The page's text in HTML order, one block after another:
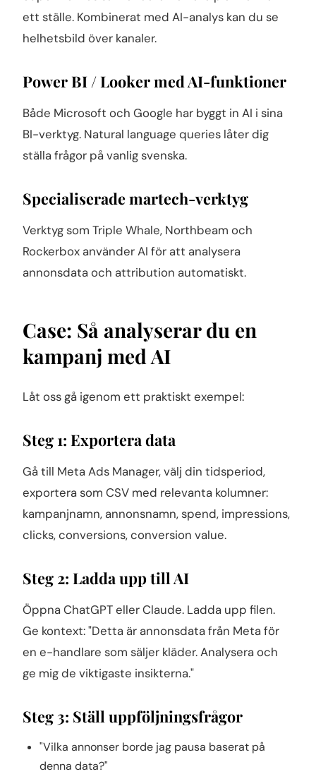
ett ställe. Kombinerat med AI-analys kan du se
helhetsbild över kanaler.
Power BI / Looker med AI-funktioner
Både Microsoft och Google har byggt in AI i sina
BI-verktyg. Natural language queries låter dig
ställa frågor på vanlig svenska.
Specialiserade martech-verktyg
Verktyg som Triple Whale, Northbeam och
Rockerbox använder AI för att analysera
annonsdata och attribution automatiskt.
Case: Så analyserar du en
kampanj med AI
Låt oss gå igenom ett praktiskt exempel:
Steg 1: Exportera data
Gå till Meta Ads Manager, välj din tidsperiod,
exportera som CSV med relevanta kolumner:
kampanjnamn, annonsnamn, spend, impressions,
clicks, conversions, conversion value.
Steg 2: Ladda upp till AI
Öppna ChatGPT eller Claude. Ladda upp filen.
Ge kontext: "Detta är annonsdata från Meta för
en e-handlare som säljer kläder. Analysera och
ge mig de viktigaste insikterna."
Steg 3: Ställ uppföljningsfrågor
"Vilka annonser borde jag pausa baserat på
denna data?"